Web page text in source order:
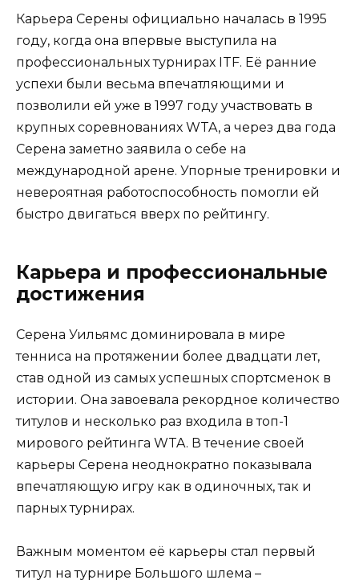
Карьера Серены официально началась в 1995
году, когда она впервые выступила на
профессиональных турнирах ITF. Её ранние
успехи были весьма впечатляющими и
позволили ей уже в 1997 году участвовать в
крупных соревнованиях WTA, а через два года
Серена заметно заявила о себе на
международной арене. Упорные тренировки и
невероятная работоспособность помогли ей
быстро двигаться вверх по рейтингу.
Карьера и профессиональные
достижения
Серена Уильямс доминировала в мире
тенниса на протяжении более двадцати лет,
став одной из самых успешных спортсменок в
истории. Она завоевала рекордное количество
титулов и несколько раз входила в топ-1
мирового рейтинга WTA. В течение своей
карьеры Серена неоднократно показывала
впечатляющую игру как в одиночных, так и
парных турнирах.
Важным моментом её карьеры стал первый
титул на турнире Большого шлема –